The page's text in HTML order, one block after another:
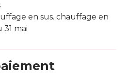
en sus. chauffage en
mai